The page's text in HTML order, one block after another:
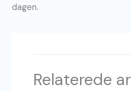
dagen.
Relaterede